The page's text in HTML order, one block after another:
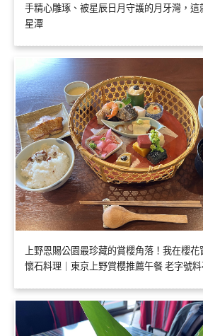
手精心雕琢、被星辰日月守護的月牙灣，
星潭
上野恩賜公園最珍藏的賞櫻角落！我在櫻
懷石料理｜東京上野賞櫻推薦午餐 老字號